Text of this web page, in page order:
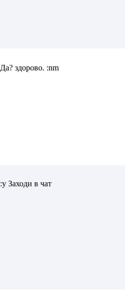
Да? здорово. :nm
:y Заходи в чат